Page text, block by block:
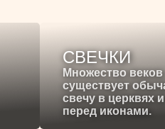
СВЕЧКИ
Множество веков
существует
свечу в церквях
перед иконами.